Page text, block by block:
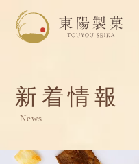
新着情報
News